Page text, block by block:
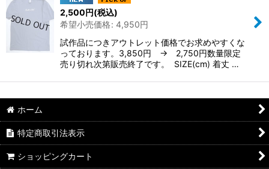
2,500円(税込)
希望小売価格: 4,950円
試作品につきアウトレット価格でお求めやすくな
っております。3,850円 → 2,750円数量限定
売り切れ次第販売終了です。 SIZE(cm) 着丈 …
ホーム
特定商取引法表示
ショッピングカート